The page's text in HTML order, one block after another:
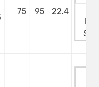
75 95 22.4